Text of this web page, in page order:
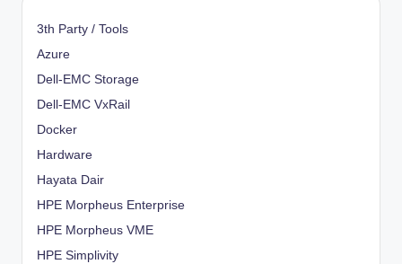
3th Party / Tools
Azure
Dell-EMC Storage
Dell-EMC VxRail
Docker
Hardware
Hayata Dair
HPE Morpheus Enterprise
HPE Morpheus VME
HPE Simplivity